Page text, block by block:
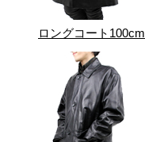
ロングコート100cm